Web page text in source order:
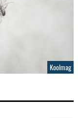
Koolmag